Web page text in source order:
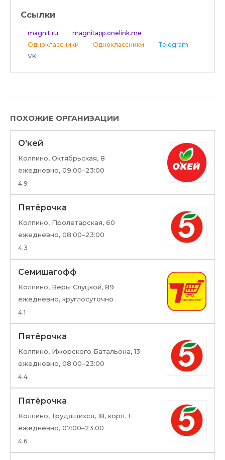
Ссылки
magnit.ru
magnitapp.onelink.me
Одноклассники
Одноклассники
Telegram
VK
ПОХОЖИЕ ОРГАНИЗАЦИИ
О'кей
Колпино, Октябрьская, 8
ежедневно, 09:00–23:00
4.9
Пятёрочка
Колпино, Пролетарская, 60
ежедневно, 08:00–23:00
4.3
Семишагофф
Колпино, Веры Слуцкой, 89
ежедневно, круглосуточно
4.1
Пятёрочка
Колпино, Ижорского Батальона, 13
ежедневно, 08:00–23:00
4.4
Пятёрочка
Колпино, Трудящихся, 18, корп. 1
ежедневно, 07:00–23:00
4.6